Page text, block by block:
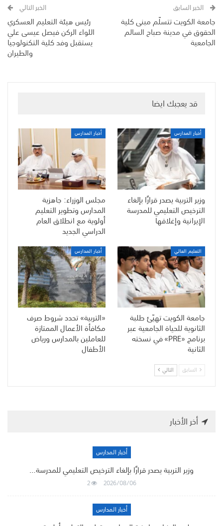
الخبر السابق
جامعة الكويت تتسلّم مبنى كلية
الحقوق في مدينة صباح السالم
الجامعية
الخبر التالي
رئيس هيئة التعليم العسكري
اللواء الركن فيصل عيسى علي
يستقبل وفد كلية التكنولوجيا
والطيران
قد يعجبك ايضا
أخبار المدارس
وزير التربية يصدر قرارًا بإلغاء
الترخيص التعليمي للمدرسة
الإيرانية وإغلاقها
أخبار المدارس
مجلس الوزراء: جاهزية
المدارس وتطوير التعليم
أولوية مع انطلاق العام
الدراسي الجديد
التعليم العالي
جامعة الكويت تهيّئ طلبة
الثانوية للحياة الجامعية عبر
برنامج «PRE» في نسخته
الثانية
أخبار المدارس
«التربية» تحدد شروط صرف
مكافأة الأعمال الممتازة
للعاملين بالمدارس ورياض
الأطفال
السابق التالي
أخر الأخبار
أخبار المدارس
وزير التربية يصدر قرارًا بإلغاء الترخيص التعليمي للمدرسة…
2026/08/06
2
أخبار المدارس